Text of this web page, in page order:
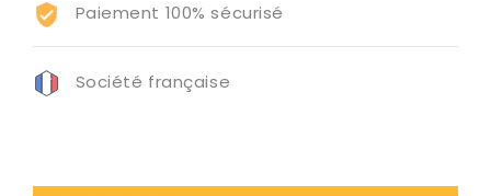
Paiement 100% sécurisé
Société française